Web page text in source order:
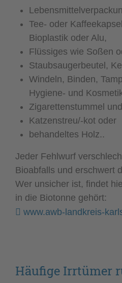
Tee- oder
Bioplastik oder Alu,
Flüssiges wie Soßen
Staubsaugerbeutel,
Windeln, Binden,
Hygiene- und
Zigarettenstummel
Katzenstreu/-kot oder
behandeltes Holz..
Jeder Fehlwurf
Bioabfalls und erschwert
Wer unsicher ist, findet
in die Biotonne gehört:
www.awb-landkreis-
Häufige Irrtümer